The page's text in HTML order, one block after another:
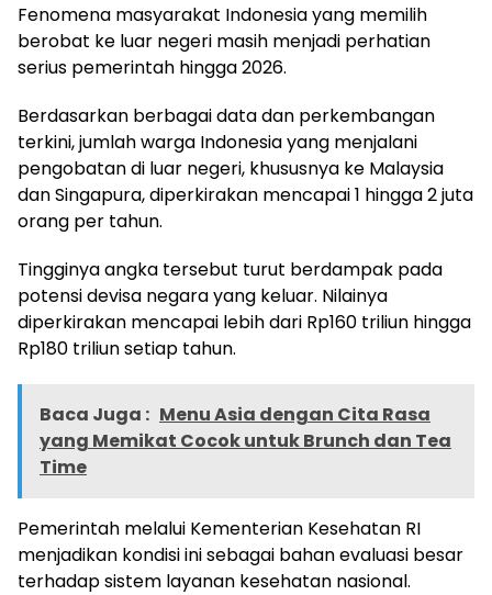
Fenomena masyarakat Indonesia yang memilih
berobat ke luar negeri masih menjadi perhatian
serius pemerintah hingga 2026.
Berdasarkan berbagai data dan perkembangan
terkini, jumlah warga Indonesia yang menjalani
pengobatan di luar negeri, khususnya ke Malaysia
dan Singapura, diperkirakan mencapai 1 hingga 2 juta
orang per tahun.
Tingginya angka tersebut turut berdampak pada
potensi devisa negara yang keluar. Nilainya
diperkirakan mencapai lebih dari Rp160 triliun hingga
Rp180 triliun setiap tahun.
Baca Juga : Menu Asia dengan Cita Rasa
yang Memikat Cocok untuk Brunch dan Tea
Time
Pemerintah melalui Kementerian Kesehatan RI
menjadikan kondisi ini sebagai bahan evaluasi besar
terhadap sistem layanan kesehatan nasional.